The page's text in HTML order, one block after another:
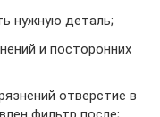
нужную деталь;
и посторонних
отверстие в